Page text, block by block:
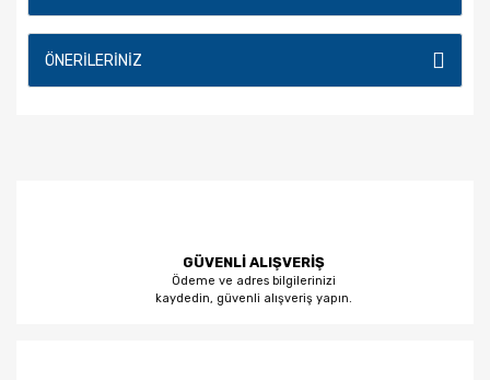
ÖNERILERINIZ
GÜVENLİ ALIŞVERİŞ
Ödeme ve adres bilgilerinizi
kaydedin, güvenli alışveriş yapın.